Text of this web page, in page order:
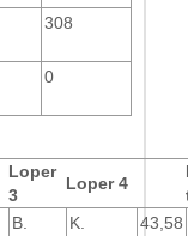
308
0
Loper
3
Loper 4
B.
K.
43,58